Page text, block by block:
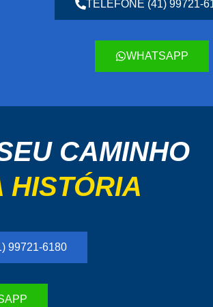
TELEFONE (41) 99721-
WHATSAPP
CAMINHO
HISTÓRIA
99721-6180